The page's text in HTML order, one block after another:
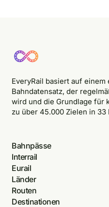
EveryRail basiert auf
Bahndatensatz, der
wird und die Grundlage für
zu über 45.000 Zielen in 33
Bahnpässe
Interrail
Eurail
Länder
Routen
Destinationen